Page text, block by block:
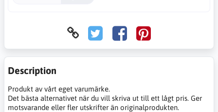
Description
Produkt av vårt eget varumärke.
Det bästa alternativet när du vill skriva ut till ett lågt pris. Ger
motsvarande eller fler utskrifter än originalprodukten.